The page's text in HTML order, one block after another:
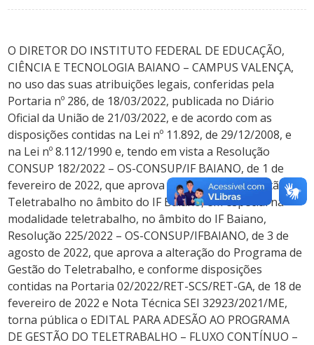
O DIRETOR DO INSTITUTO FEDERAL DE EDUCAÇÃO,
CIÊNCIA E TECNOLOGIA BAIANO – CAMPUS VALENÇA,
no uso das suas atribuições legais, conferidas pela
Portaria nº 286, de 18/03/2022, publicada no Diário
Oficial da União de 21/03/2022, e de acordo com as
disposições contidas na Lei nº 11.892, de 29/12/2008, e
na Lei nº 8.112/1990 e, tendo em vista a Resolução
CONSUP 182/2022 – OS-CONSUP/IF BAIANO, de 1 de
fevereiro de 2022, que aprova o Programa de Gestão do
Teletrabalho no âmbito do IF Baiano, em especial na
modalidade teletrabalho, no âmbito do IF Baiano,
Resolução 225/2022 – OS-CONSUP/IFBAIANO, de 3 de
agosto de 2022, que aprova a alteração do Programa de
Gestão do Teletrabalho, e conforme disposições
contidas na Portaria 02/2022/RET-SCS/RET-GA, de 18 de
fevereiro de 2022 e Nota Técnica SEI 32923/2021/ME,
torna pública o EDITAL PARA ADESÃO AO PROGRAMA
DE GESTÃO DO TELETRABALHO – FLUXO CONTÍNUO –